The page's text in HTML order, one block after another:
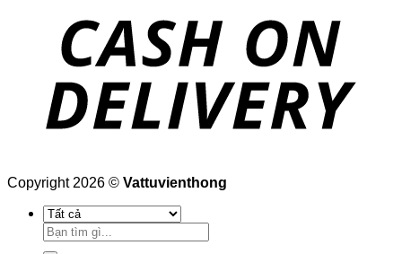
Copyright 2026 © Vattuvienthong
Tìm
kiếm: